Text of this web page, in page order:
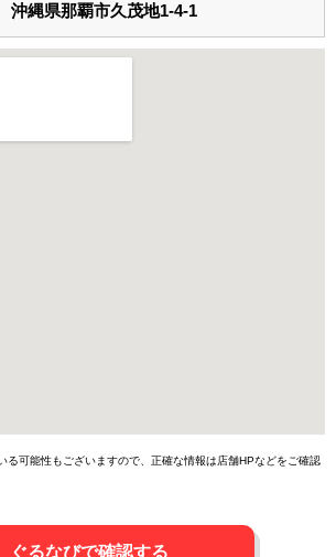
沖縄県那覇市久茂地1-4-1
る可能性もございますので、正確な情報は店舗HPなどをご確認
ぐるなびで確認する